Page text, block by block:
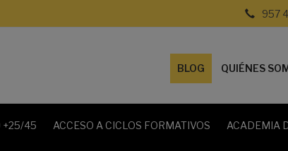
957
BLOG QUIÉNES
+25/45 ACCESO A CICLOS FORMATIVOS ACADEMIA